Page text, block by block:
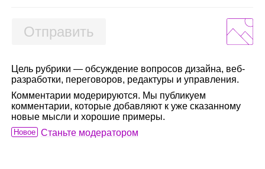
Отправить
Цель рубрики — обсуждение вопросов дизайна, веб-
разработки, переговоров, редактуры и управления.
Комментарии модерируются. Мы публикуем
комментарии, которые добавляют к уже сказанному
новые мысли и хорошие примеры.
Новое Станьте модератором